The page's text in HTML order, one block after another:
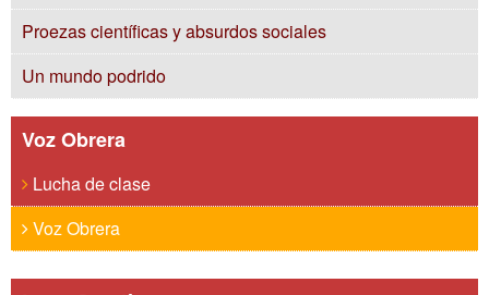
Proezas científicas y absurdos sociales
Un mundo podrido
Voz Obrera
Lucha de clase
Voz Obrera